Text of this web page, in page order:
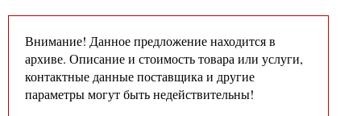
Внимание! Данное предложение находится в
архиве. Описание и стоимость товара или услуги,
контактные данные поставщика и другие
параметры могут быть недействительны!